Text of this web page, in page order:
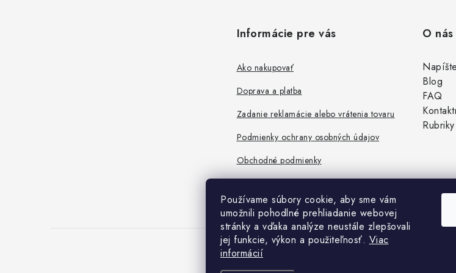
Používame súbory cookie, aby sme vám
umožnili pohodlné prehliadanie webovej
stránky a vďaka analýze neustále zlepšovali
jej funkcie, výkon a použiteľnosť. Viac
informácií
Informácie pre vás
Ako nakupovať
Doprava a platba
Zadanie reklamácie alebo vrátenia tovaru
Podmienky ochrany osobných údajov
Obchodné podmienky
O nás
Blog
FAQ
Rubriky
Copyright 2026